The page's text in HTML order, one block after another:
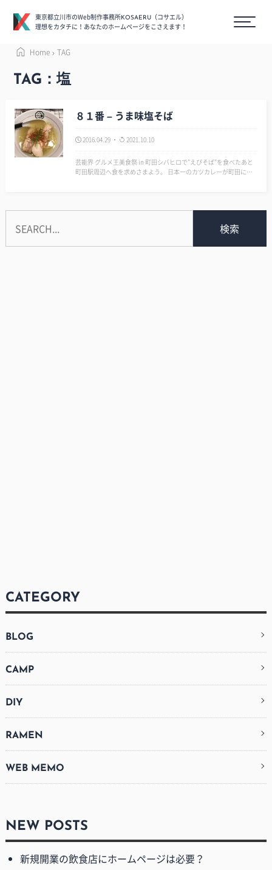
東京都立川市のWeb制作事務所KOSAERU
（コサエル）
理想をカタチに！あなたのホームページをこさえます！
Home TAG
TAG：塩
８１番 – うま味塩そば
2016.04.29 2021.10.10
芸能界 グルメ王美食祭 in 町田シバヒロで”えびそば”を食べたあと
町田駅周辺へ食を求めさまよう。 日本一のカツカレーが町田にあ
検索
CATEGORY
BLOG
CAMP
DIY
RAMEN
WEB MEMO
NEW POSTS
新規開業の飲食店にホームページは必要？